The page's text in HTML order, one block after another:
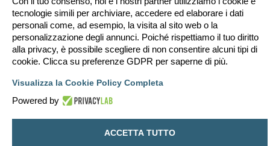
tecnologie simili per archiviare, accedere ed elaborare i dati
personali come, ad esempio, la visita al sito web o la
personalizzazione degli annunci. Poiché rispettiamo il tuo diritto
alla privacy, è possibile scegliere di non consentire alcuni tipi di
cookie. Clicca su preferenze GDPR per saperne di più.
Visualizza la Cookie Policy Completa
Powered by
ACCETTA TUTTO